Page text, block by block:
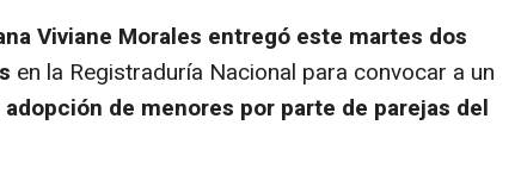
Viviane Morales entregó este martes dos
en la Registraduría Nacional para convocar a un
de menores por parte de parejas del